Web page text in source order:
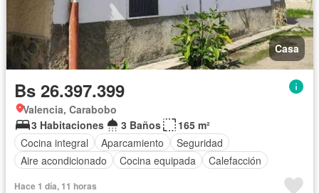
Casa
Bs 26.397.399
Valencia, Carabobo
3 Habitaciones
3 Baños
165 m²
Cocina integral
Aparcamiento
Seguridad
Aire acondicionado
Cocina equipada Calefacción
Hace 1 día, 11 horas